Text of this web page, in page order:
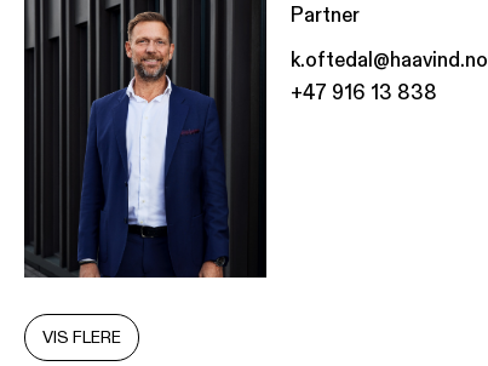
Partner
k.oftedal@haavind.no
+47 916 13 838
VIS FLERE